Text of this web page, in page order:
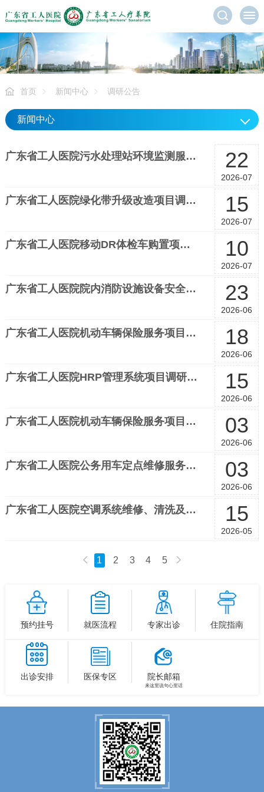
首页 新闻中心 调研公告
新闻中心
广东省工人医院污水处理站环境监测服务市场调研公告 22
2026-07
广东省工人医院绿化带升级改造项目调研公告 15
2026-07
广东省工人医院移动DR体检车购置项目市场调研公告 10
2026-07
广东省工人医院院内消防设施设备安全检测项目调研公告 23
2026-06
广东省工人医院机动车辆保险服务项目调研公告（二次） 18
2026-06
广东省工人医院HRP管理系统项目调研公告 15
2026-06
广东省工人医院机动车辆保险服务项目调研公告 03
2026-06
广东省工人医院公务用车定点维修服务项目调研公告 03
2026-06
广东省工人医院空调系统维修、清洗及维保服务项目调研公告 15
2026-05
1 2 3 4 5
下一页
预约挂号 就医流程 专家出诊 住院指南
出诊安排 医保专区 院长邮箱
来这里说句心里话